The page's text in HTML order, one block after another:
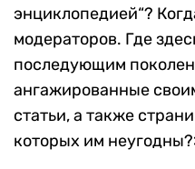
энциклопедией“?
модераторов. Где
последующим
ангажированные
статьи, а также
которых им